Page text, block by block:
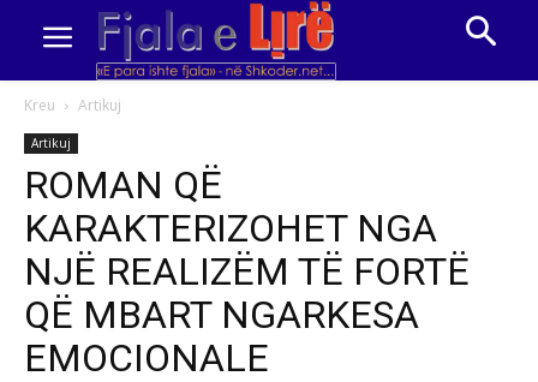
Kreu Artikuj
Artikuj
ROMAN QË
KARAKTERIZOHET NGA
NJË REALIZËM TË FORTË
QË MBART NGARKESA
EMOCIONALE